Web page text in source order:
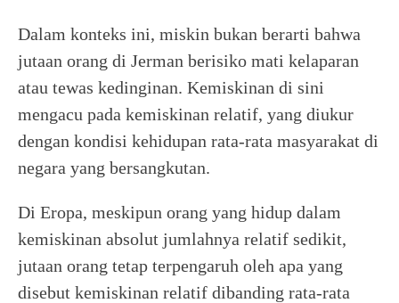
Dalam konteks ini, miskin bukan berarti bahwa
jutaan orang di Jerman berisiko mati kelaparan
atau tewas kedinginan. Kemiskinan di sini
mengacu pada kemiskinan relatif, yang diukur
dengan kondisi kehidupan rata-rata masyarakat di
negara yang bersangkutan.
Di Eropa, meskipun orang yang hidup dalam
kemiskinan absolut jumlahnya relatif sedikit,
jutaan orang tetap terpengaruh oleh apa yang
disebut kemiskinan relatif dibanding rata-rata